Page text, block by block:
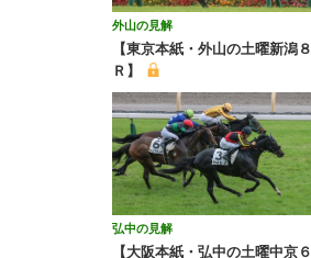
外山の見解
【東京本紙・外山の土曜新潟８
Ｒ】
弘中の見解
【大阪本紙・弘中の土曜中京６